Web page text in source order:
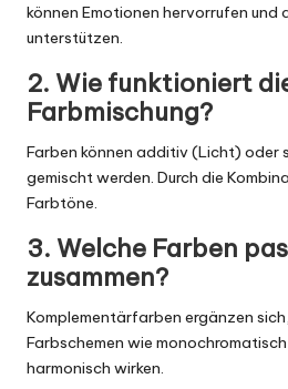
können Emotionen hervorrufen und
unterstützen.
2. Wie funktioniert
Farbmischung?
Farben können additiv (Licht) oder
gemischt werden. Durch die
Farbtöne.
3. Welche Farben
zusammen?
Komplementärfarben ergänzen sich,
Farbschemen wie
harmonisch wirken.